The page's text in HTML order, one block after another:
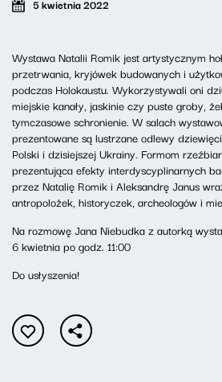
5 kwietnia 2022
Wystawa Natalii Romik jest artystycznym
przetrwania, kryjówek budowanych i
podczas Holokaustu. Wykorzystywali oni
miejskie kanały, jaskinie czy puste groby,
tymczasowe schronienie. W salach
prezentowane są lustrzane odlewy
Polski i dzisiejszej Ukrainy. Formom
prezentująca efekty interdyscyplinarnych
przez Natalię Romik i Aleksandrę Janus
antropolożek, historyczek, archeologów i
Na rozmowę Jana Niebudka z autorką
6 kwietnia po godz. 11:00
Do usłyszenia!